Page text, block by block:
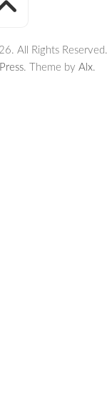
All Rights Reserved.
. Theme by Alx.